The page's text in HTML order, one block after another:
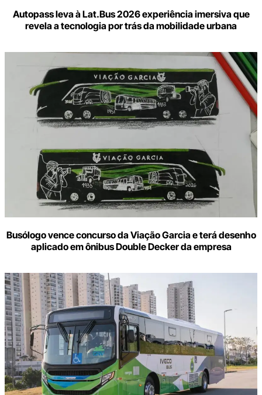
Autopass leva à Lat.Bus 2026 experiência imersiva que
revela a tecnologia por trás da mobilidade urbana
Busólogo vence concurso da Viação Garcia e terá desenho
aplicado em ônibus Double Decker da empresa